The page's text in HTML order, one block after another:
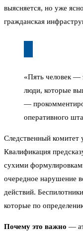
выясняется, но уже
гражданская
«Пять человек —
люди, которые
—
оперативного
Следственный комитет
Квалификация
сухими
очередное нарушение
действий.
которые по
Почему это важно —